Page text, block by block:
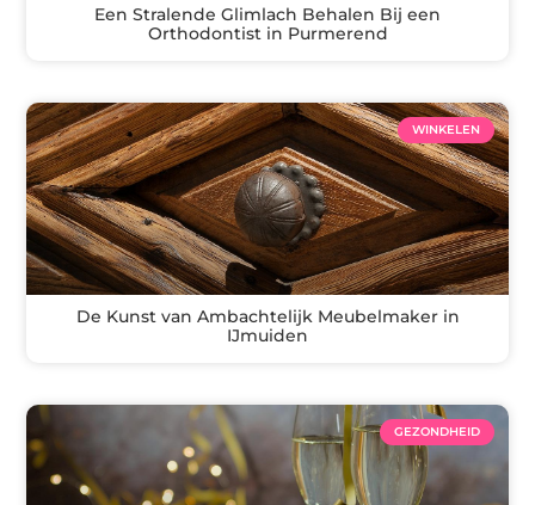
Een Stralende Glimlach Behalen Bij een
Orthodontist in Purmerend
WINKELEN
De Kunst van Ambachtelijk Meubelmaker in
IJmuiden
GEZONDHEID